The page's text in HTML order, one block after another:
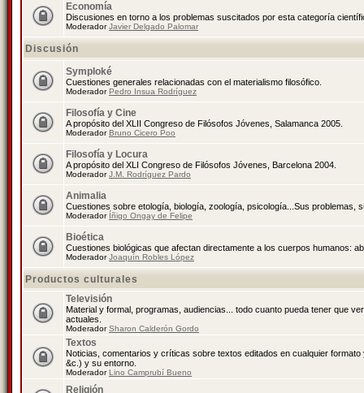
Economía
Discusiones en torno a los problemas suscitados por esta categoría
ModeradorJavier Delgado Palomar
Discusión
Symploké
Cuestiones generales relacionadas con el materialismo filosófico.
ModeradorPedro Insua Rodríguez
Filosofía y Cine
A propósito del XLII Congreso de Filósofos Jóvenes, Salamanca 2005.
ModeradorBruno Cicero Poo
Filosofía y Locura
A propósito del XLI Congreso de Filósofos Jóvenes, Barcelona 2004.
ModeradorJ.M. Rodríguez Pardo
Animalia
Cuestiones sobre etología, biología, zoología, psicología...Sus problemas,
Moderador Íñigo Ongay de Felipe
Bioética
Cuestiones biológicas que afectan directamente a los cuerpos humanos:
ModeradorJoaquín Robles López
Productos culturales
Televisión
Material y formal, programas, audiencias... todo cuanto pueda tener que
actuales.
ModeradorSharon Calderón Gordo
Textos
Noticias, comentarios y críticas sobre textos editados en cualquier
&c.) y su entorno.
ModeradorLino Camprubí Bueno
Religión